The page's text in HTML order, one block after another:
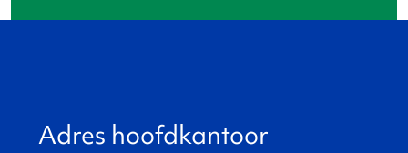
Adres hoofdkantoor